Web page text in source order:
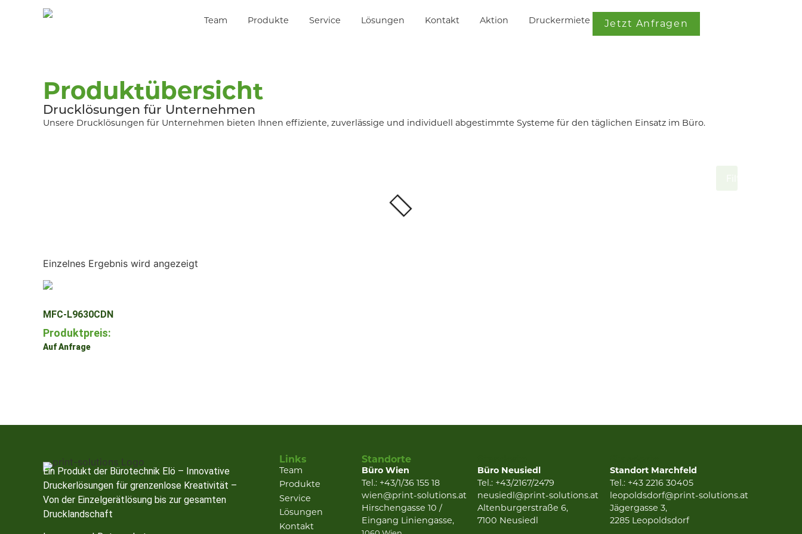
Team Produkte Service Lösungen Kontakt Aktion Druckermiete Jetzt Anfragen
Produktübersicht
Drucklösungen für Unternehmen
Unsere Drucklösungen für Unternehmen bieten Ihnen effiziente, zuverlässige und individuell abgestimmte Systeme für den täglichen Einsatz im Büro.
Einzelnes Ergebnis wird angezeigt
MFC-L9630CDN
Produktpreis:
Auf Anfrage
Ein Produkt der Bürotechnik Elö – Innovative
Druckerlösungen für grenzenlose Kreativität –
Von der Einzelgerätlösung bis zur gesamten
Drucklandschaft
Links
Team
Produkte
Service
Lösungen
Kontakt
Standorte
Büro Wien
Tel.: +43/1/36 155 18
wien@print-solutions.at
Hirschengasse 10 /
Eingang Liniengasse,
Büro Neusiedl
Tel.: +43/2167/2479
neusiedl@print-solutions.at
Altenburgerstraße 6,
7100 Neusiedl
Standort Marchfeld
Tel.: +43 2216 30405
leopoldsdorf@print-solutions.at
Jägergasse 3,
2285 Leopoldsdorf